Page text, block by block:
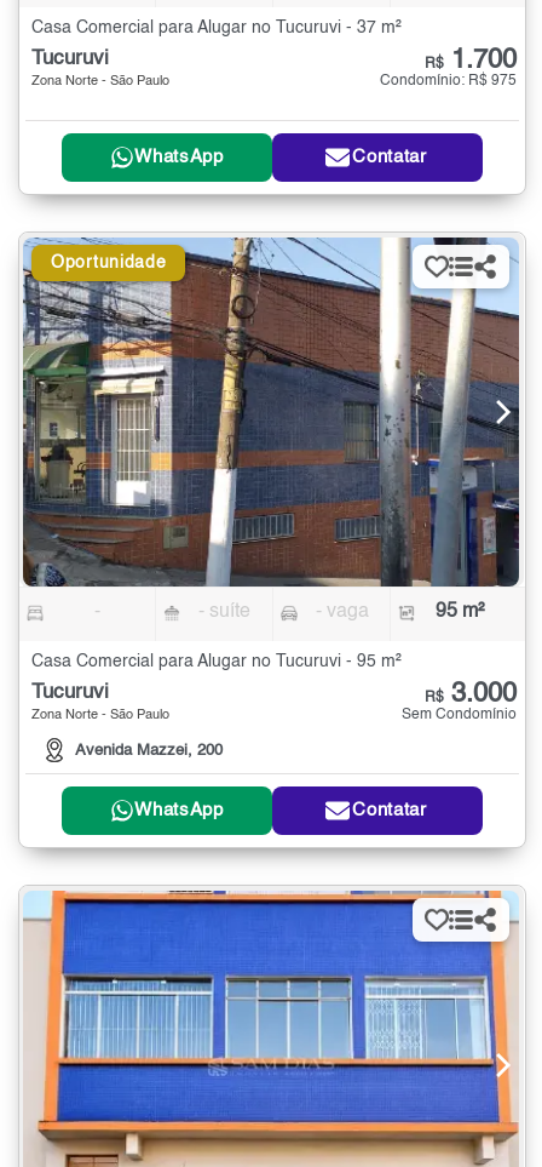
Casa Comercial para Alugar no Tucuruvi - 37 m²
Tucuruvi
Zona Norte - São Paulo
R$ 1.700
Condomínio: R$ 975
WhatsApp Contatar
Oportunidade
- - suíte - vaga 95 m²
Casa Comercial para Alugar no Tucuruvi - 95 m²
Tucuruvi
Zona Norte - São Paulo
Avenida Mazzei, 200
R$ 3.000
Sem Condomínio
WhatsApp Contatar